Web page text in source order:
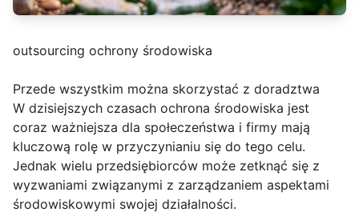
outsourcing ochrony środowiska
Przede wszystkim można skorzystać z doradztwa
W dzisiejszych czasach ochrona środowiska jest
coraz ważniejsza dla społeczeństwa i firmy mają
kluczową rolę w przyczynianiu się do tego celu.
Jednak wielu przedsiębiorców może zetknąć się z
wyzwaniami związanymi z zarządzaniem aspektami
środowiskowymi swojej działalności.